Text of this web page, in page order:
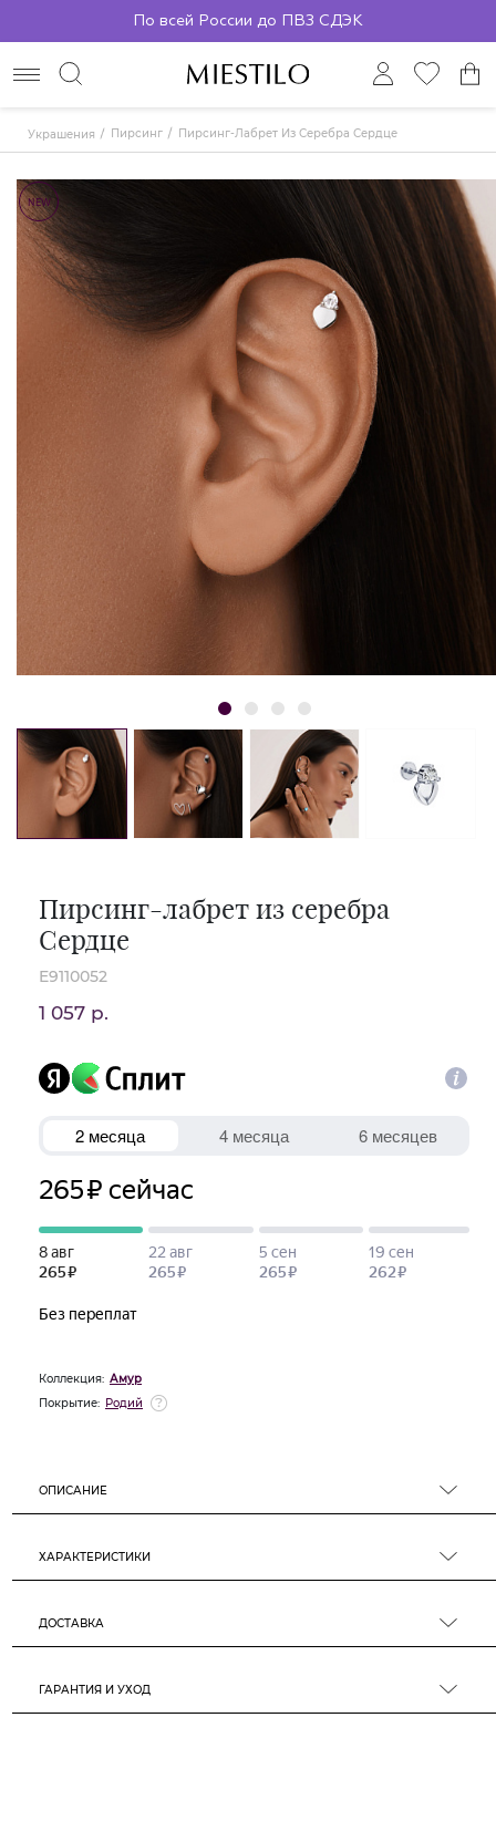
По всей России до ПВЗ СДЭК
Украшения Пирсинг Пирсинг-Лабрет Из Серебра Сердце
NEW
Пирсинг-лабрет из серебра
Сердце
E9110052
1 057 р.
Коллекция: Амур
Покрытие: Родий
ОПИСАНИЕ
ХАРАКТЕРИСТИКИ
ДОСТАВКА
ГАРАНТИЯ И УХОД